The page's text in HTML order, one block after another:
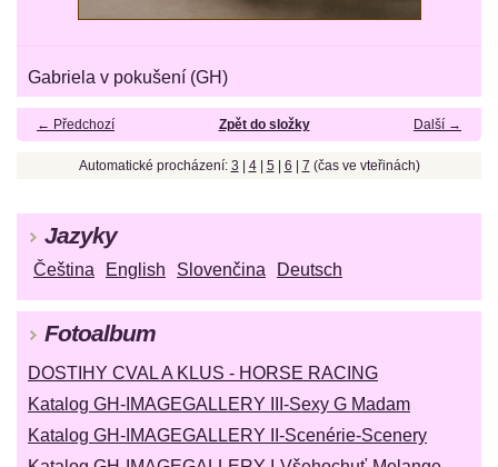
Gabriela v pokušení (GH)
← Předchozí Další →
Zpět do složky
Automatické procházení: 3 4| 5| 6 7 (čas ve vteřinách)
Jazyky
Čeština English Slovenčina Deutsch
Fotoalbum
DOSTIHY CVAL A KLUS - HORSE RACING
Katalog GH-IMAGEGALLERY III-Sexy G Madam
Katalog GH-IMAGEGALLERY II-Scenérie-Scenery